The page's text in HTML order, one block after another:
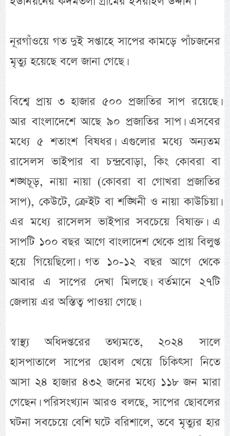
নূরগাঁওয়ে গত দুই সপ্তাহে সাপের কামড়ে পাঁচজনের
মৃত্যু হয়েছে বলে জানা গেছে।
বিশ্বে প্রায় ৩ হাজার ৫০০ প্রজাতির সাপ রয়েছে।
আর বাংলাদেশে আছে ৯০ প্রজাতির সাপ। এসবের
মধ্যে ৫ শতাংশ বিষধর। এগুলোর মধ্যে অন্যতম
রাসেলস ভাইপার বা চন্দ্রবোড়া, কিং কোবরা বা
শঙ্খচূড়, নায়া নায়া (কোবরা বা গোখরা প্রজাতির
সাপ), কেউটে, ক্রেইট বা শঙ্খিনী ও নায়া কাউচিয়া।
এর মধ্যে রাসেলস ভাইপার সবচেয়ে বিষাক্ত। এ
সাপটি ১০০ বছর আগে বাংলাদেশ থেকে প্রায় বিলুপ্ত
হয়ে গিয়েছিলো। গত ১০-১২ বছর আগে থেকে
আবার এ সাপের দেখা মিলছে। বর্তমানে ২৭টি
জেলায় এর অস্তিত্ব পাওয়া গেছে।
স্বাস্থ্য অধিদপ্তরের তথ্যমতে, ২০২৪ সালে
হাসপাতালে সাপের ছোবল খেয়ে চিকিৎসা নিতে
আসা ২৪ হাজার ৪৩২ জনের মধ্যে ১১৮ জন মারা
গেছেন। পরিসংখ্যান আরও বলছে, সাপের ছোবলের
ঘটনা সবচেয়ে বেশি ঘটে বরিশালে, তবে মৃত্যুর হার